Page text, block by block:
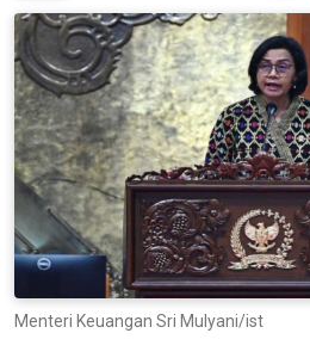
Menteri Keuangan Sri Mulyani/ist